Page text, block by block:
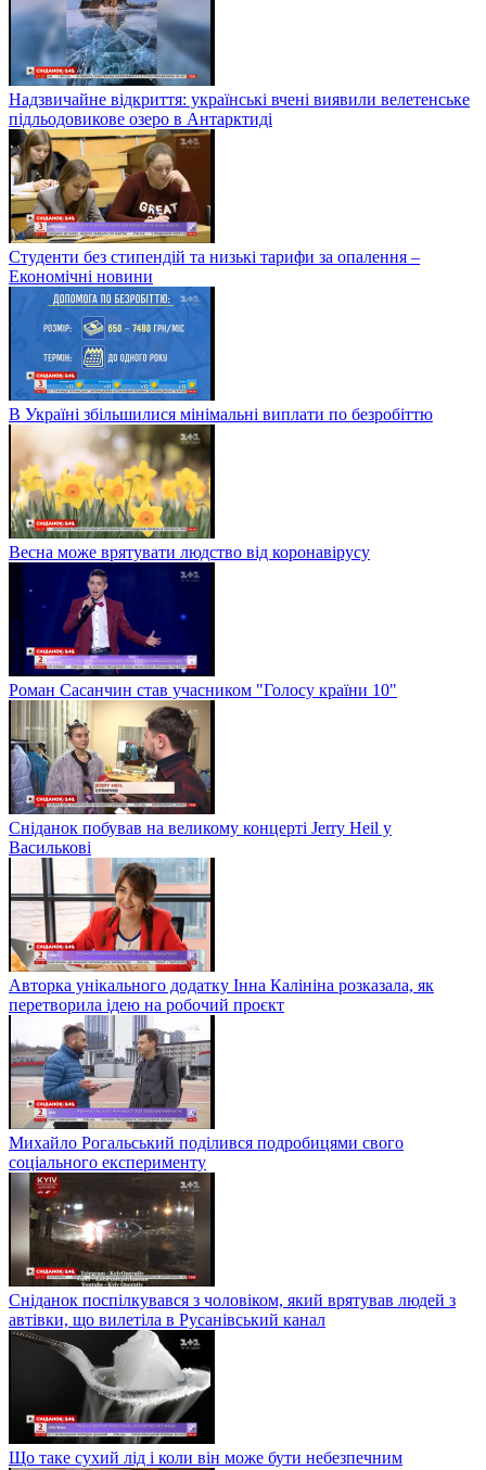
Надзвичайне відкриття: українські вчені виявили велетенське
підльодовикове озеро в Антарктиді
Студенти без стипендій та низькі тарифи за опалення –
Економічні новини
В Україні збільшилися мінімальні виплати по безробіттю
Весна може врятувати людство від коронавірусу
Роман Сасанчин став учасником "Голосу країни 10"
Сніданок побував на великому концерті Jerry Heil у
Василькові
Авторка унікального додатку Інна Калініна розказала, як
перетворила ідею на робочий проєкт
Михайло Рогальський поділився подробицями свого
соціального експерименту
Сніданок поспілкувався з чоловіком, який врятував людей з
автівки, що вилетіла в Русанівський канал
Що таке сухий лід і коли він може бути небезпечним